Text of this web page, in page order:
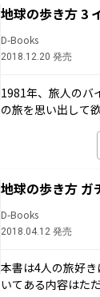
地球の歩き方 3
D-Books
2018.12.20 発売
1981年、旅人の
の旅を思い出して
地球の歩き方 ガ
D-Books
2018.04.12 発売
本書は4人の旅好
いてある内容はた